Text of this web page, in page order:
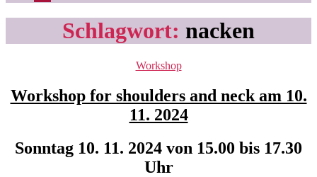
likepilatesSchlagwort: nacken
Kategorien
Workshop
Workshop for shoulders and neck am 10.
11. 2024
Sonntag 10. 11. 2024 von 15.00 bis 17.30
Uhr